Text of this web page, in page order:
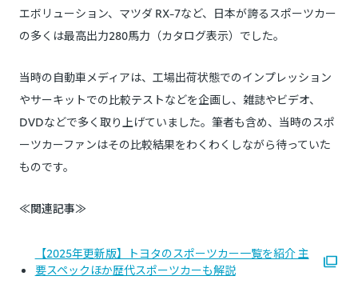
エボリューション、マツダ RX-7など、日本が誇るスポーツカー
の多くは最高出力280馬力（カタログ表示）でした。
当時の自動車メディアは、工場出荷状態でのインプレッション
やサーキットでの比較テストなどを企画し、雑誌やビデオ、
DVDなどで多く取り上げていました。筆者も含め、当時のスポ
ーツカーファンはその比較結果をわくわくしながら待っていた
ものです。
≪関連記事≫
【2025年更新版】トヨタのスポーツカー一覧を紹介 主
要スペックほか歴代スポーツカーも解説